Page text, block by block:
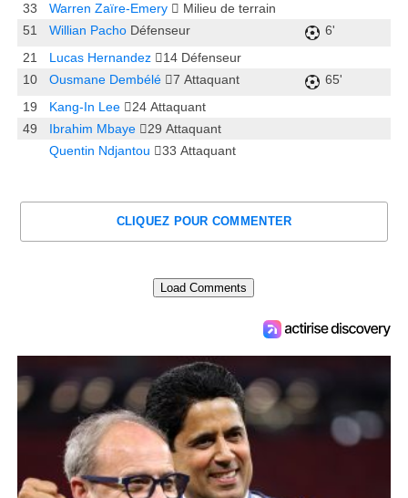
33
Warren Zaïre-Emery
Milieu de terrain
51
Willian Pacho Défenseur
6'
21
Lucas Hernandez 14 Défenseur
10
Ousmane Dembélé 7 Attaquant
65'
19
Kang-In Lee 24 Attaquant
49
Ibrahim Mbaye 29 Attaquant
Quentin Ndjantou
33 Attaquant
CLIQUEZ POUR COMMENTER
Load Comments